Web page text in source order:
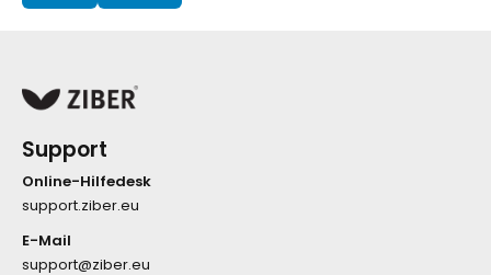
Support
Online-Hilfedesk
support.ziber.eu
E-Mail
support@ziber.eu